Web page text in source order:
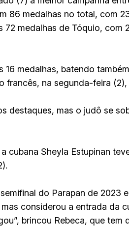
86 medalhas no total, com
72 medalhas de Tóquio, com
medalhas, batendo
francês, na segunda-feira (2),
destaques, mas o judô se
cubana Sheyla Estupinan
do Parapan de 2023
considerou a entrada da
brincou Rebeca, que tem